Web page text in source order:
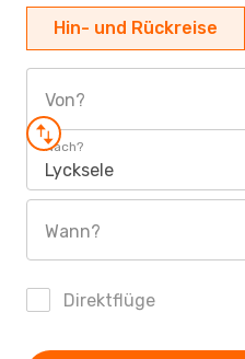
Hin- und Rückreise
Von?
Nach?
Lycksele
Wann?
Direktflüge